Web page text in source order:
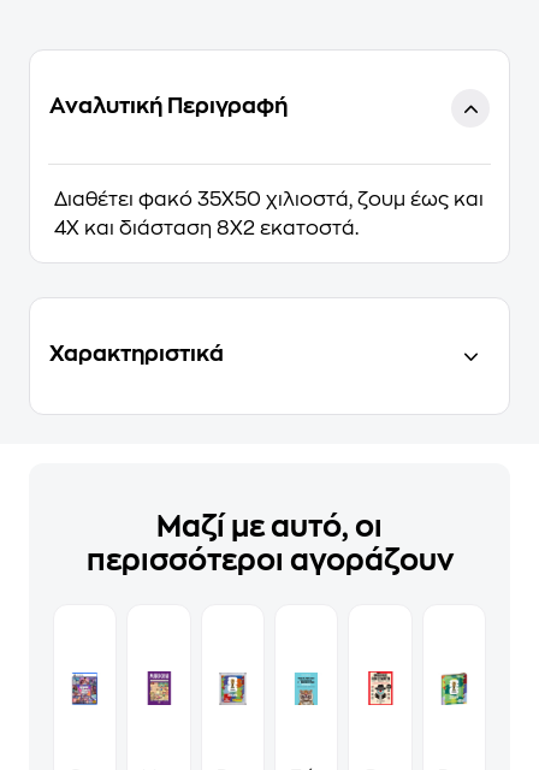
Αναλυτική Περιγραφή
Διαθέτει φακό 35Χ50 χιλιοστά, ζουμ έως και
4Χ και διάσταση 8Χ2 εκατοστά.
Χαρακτηριστικά
Μαζί με αυτό, οι
περισσότεροι αγοράζουν